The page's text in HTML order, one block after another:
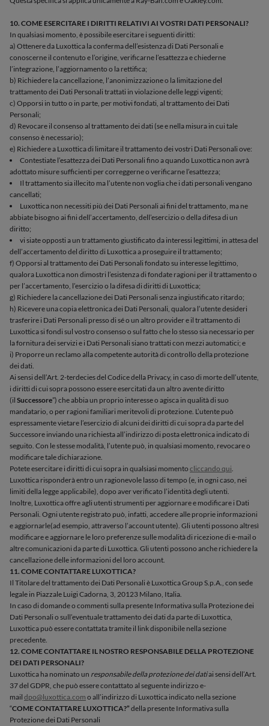
10. COME ESERCITARE I DIRITTI RELATIVI AI VOSTRI DATI PERSONALI?
In qualsiasi momento, è possibile esercitare i seguenti diritti:
a) Ottenere da Luxottica la conferma dell’esistenza di Dati Personali e
conoscerne il contenuto e l’origine, verificarne l’esattezza e chiederne
l’integrazione, l’aggiornamento o la rettifica;
b) Richiedere la cancellazione, l’anonimizzazione o la limitazione del
trattamento dei Dati Personali trattati in violazione delle leggi vigenti;
c) Opporsi in tutto o in parte, per motivi fondati, al trattamento dei Dati
Personali;
d) Revocare il consenso al trattamento dei dati (se e nella misura in cui tale
consenso è necessario);
e) Richiedere a Luxottica di limitare il trattamento dei vostri Dati Personali ove:
Contestiate l’esattezza dei Dati Personali fino a quando Luxottica non avrà
adottato misure sufficienti per correggerne o verificarne l’esattezza;
Il trattamento sia illecito ma l’utente non voglia che i dati personali vengano
cancellati;
Luxottica non necessiti più dei Dati Personali ai fini del trattamento, ma ne
abbiate bisogno ai fini dell’accertamento, dell’esercizio o della difesa di un
diritto;
vi siate opposti a un trattamento giustificato da interessi legittimi, in attesa del
dell’accertamento del diritto di Luxottica a proseguire il trattamento;
f) Opporsi al trattamento dei Dati Personali fondato su interesse legittimo,
qualora Luxottica non dimostri l’esistenza di fondate ragioni per il trattamento o
per l’accertamento, l’esercizio o la difesa di diritti di Luxottica;
g) Richiedere la cancellazione dei Dati Personali senza ingiustificato ritardo;
h) Ricevere una copia elettronica dei Dati Personali, qualora l’utente desideri
trasferire i Dati Personali presso di sé o un altro provider e il trattamento di
Luxottica si fondi sul vostro consenso o sul fatto che lo stesso sia necessario per
la fornitura dei servizi e i Dati Personali siano trattati con mezzi automatici; e
i) Proporre un reclamo alla competente autorità di controllo della protezione
dei dati.
Ai sensi dell’Art. 2-terdecies del Codice della Privacy, in caso di morte dell’utente,
i diritti di cui sopra possono essere esercitati da un altro avente diritto
(il Successore”) che abbia un proprio interesse o agisca in qualità di suo
mandatario, o per ragioni familiari meritevoli di protezione. L’utente può
espressamente vietare l’esercizio di alcuni dei diritti di cui sopra da parte del
Successore inviando una richiesta all’indirizzo di posta elettronica indicato di
seguito. Con le stesse modalità, l’utente può, in qualsiasi momento, revocare o
modificare tale dichiarazione.
Potete esercitare i diritti di cui sopra in qualsiasi momento cliccando qui.
Luxottica risponderà entro un ragionevole lasso di tempo (e, in ogni caso, nei
limiti della legge applicabile), dopo aver verificato l’identità degli utenti.
Inoltre, Luxottica offre agli utenti strumenti per aggiornare e modificare i Dati
Personali. Ogni utente registrato può, infatti, accedere alle proprie informazioni
e aggiornarle(ad esempio, attraverso l’account utente). Gli utenti possono altresì
modificare e aggiornare le loro preferenze sulle modalità di ricezione di e-mail o
altre comunicazioni da parte di Luxottica. Gli utenti possono anche richiedere la
cancellazione delle informazioni del loro account.
11. COME CONTATTARE LUXOTTICA?
Il Titolare del trattamento dei Dati Personali è Luxottica Group S.p.A., con sede
legale in Piazzale Luigi Cadorna, 3, 20123 Milano, Italia.
In caso di domande o commenti sulla presente Informativa sulla Protezione dei
Dati Personali o sull’eventuale trattamento dei dati da parte di Luxottica,
Luxottica può essere contattata tramite il link disponibile nella sezione
precedente.
12. COME CONTATTARE IL NOSTRO RESPONSABILE DELLA PROTEZIONE
DEI DATI PERSONALI?
Luxottica ha nominato un responsabile della protezione dei datiai sensi dell’Art.
37 del GDPR, che può essere contattato al seguente indirizzo e-
mail dpo@luxottica.com o all’indirizzo di Luxottica indicato nella sezione
“COME CONTATTARE LUXOTTICA?” della presente Informativa sulla
Protezione dei Dati Personali